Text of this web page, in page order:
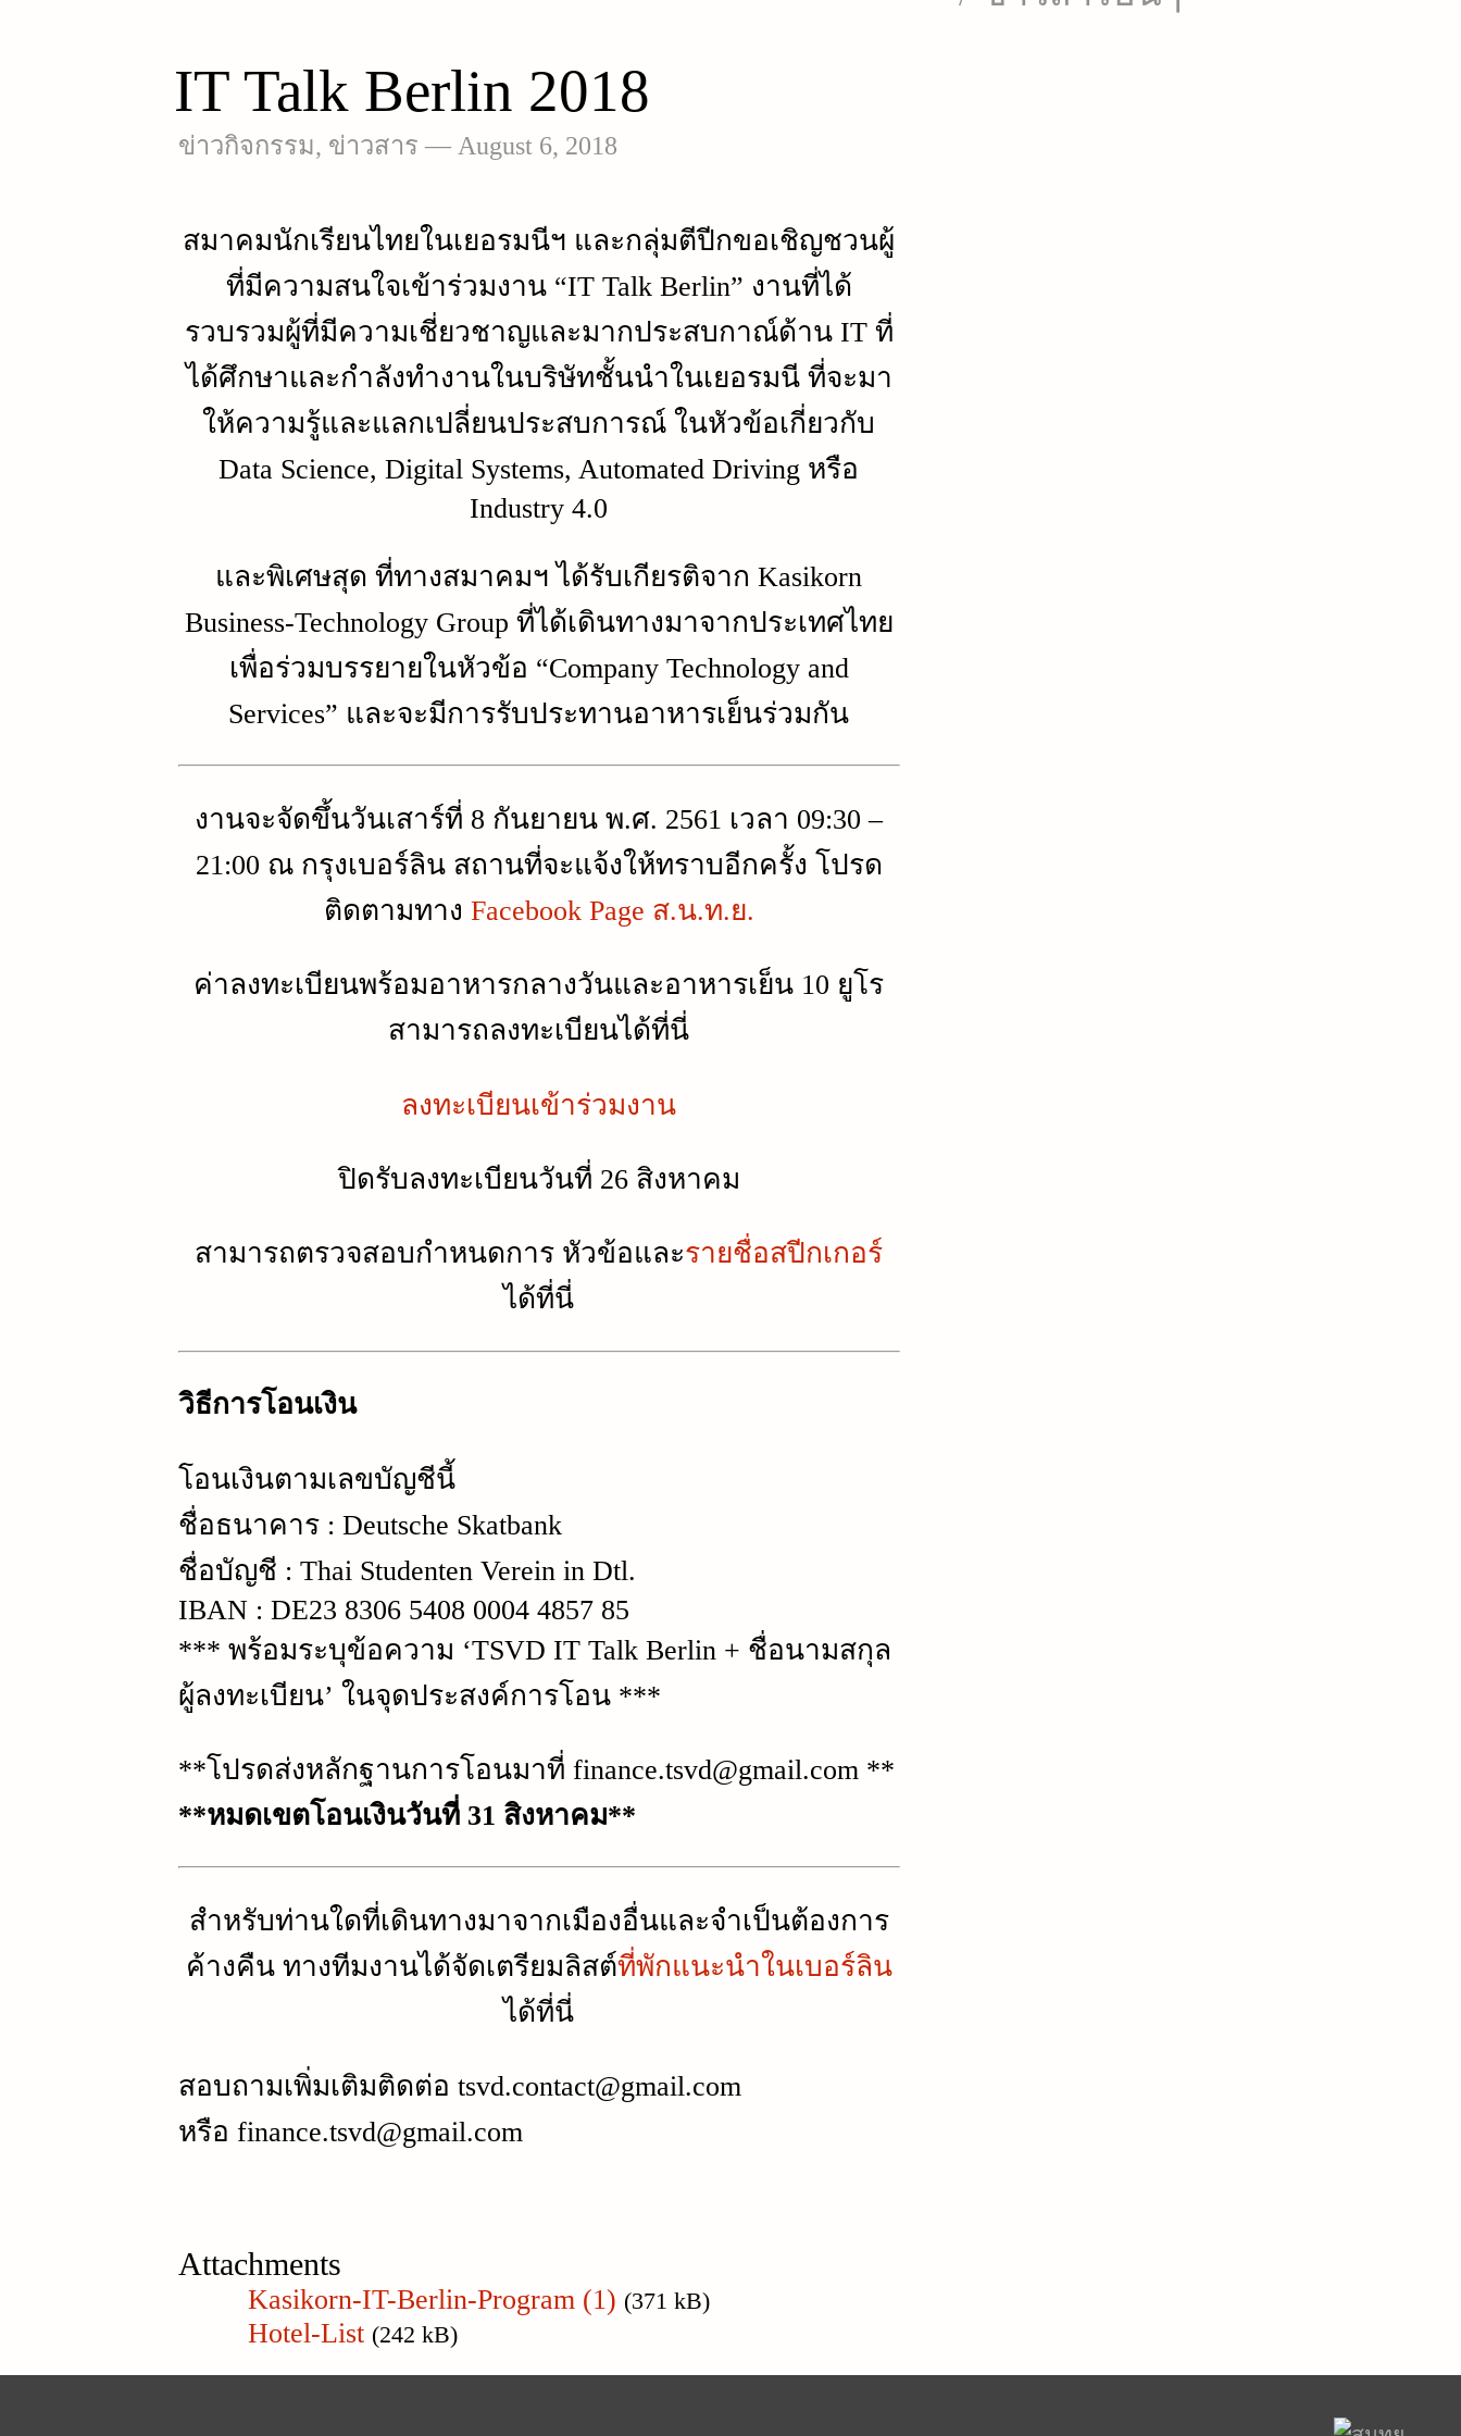
IT Talk Berlin 2018
ข่าวกิจกรรม, ข่าวสาร — August 6, 2018
สมาคมนักเรียนไทยในเยอรมนีฯ และกลุ่มตีปีกขอเชิญชวนผู้
ที่มีความสนใจเข้าร่วมงาน “IT Talk Berlin” งานที่ได้
รวบรวมผู้ที่มีความเชี่ยวชาญและมากประสบกาณ์ด้าน IT ที่
ได้ศึกษาและกำลังทำงานในบริษัทชั้นนำในเยอรมนี ที่จะมา
ให้ความรู้และแลกเปลี่ยนประสบการณ์ ในหัวข้อเกี่ยวกับ
Data Science, Digital Systems, Automated Driving หรือ
Industry 4.0
และพิเศษสุด ที่ทางสมาคมฯ ได้รับเกียรติจาก Kasikorn
Business-Technology Group ที่ได้เดินทางมาจากประเทศไทย
เพื่อร่วมบรรยายในหัวข้อ “Company Technology and
Services” และจะมีการรับประทานอาหารเย็นร่วมกัน
งานจะจัดขึ้นวันเสาร์ที่ 8 กันยายน พ.ศ. 2561 เวลา 09:30 –
21:00 ณ กรุงเบอร์ลิน สถานที่จะแจ้งให้ทราบอีกครั้ง โปรด
ติดตามทาง Facebook Page ส.น.ท.ย.
ค่าลงทะเบียนพร้อมอาหารกลางวันและอาหารเย็น 10 ยูโร
สามารถลงทะเบียนได้ที่นี่
ลงทะเบียนเข้าร่วมงาน
ปิดรับลงทะเบียนวันที่ 26 สิงหาคม
สามารถตรวจสอบกำหนดการ หัวข้อและรายชื่อสปีกเกอร์
ได้ที่นี่
วิธีการโอนเงิน
โอนเงินตามเลขบัญชีนี้
ชื่อธนาคาร : Deutsche Skatbank
ชื่อบัญชี : Thai Studenten Verein in Dtl.
IBAN : DE23 8306 5408 0004 4857 85
*** พร้อมระบุข้อความ ‘TSVD IT Talk Berlin + ชื่อนามสกุล
ผู้ลงทะเบียน’ ในจุดประสงค์การโอน ***
**โปรดส่งหลักฐานการโอนมาที่ finance.tsvd@gmail.com **
**หมดเขตโอนเงินวันที่ 31 สิงหาคม**
สำหรับท่านใดที่เดินทางมาจากเมืองอื่นและจำเป็นต้องการ
ค้างคืน ทางทีมงานได้จัดเตรียมลิสต์ที่พักแนะนำในเบอร์ลิน
ได้ที่นี่
สอบถามเพิ่มเติมติดต่อ tsvd.contact@gmail.com
หรือ finance.tsvd@gmail.com
Attachments
Kasikorn-IT-Berlin-Program (1) (371 kB)
Hotel-List (242 kB)